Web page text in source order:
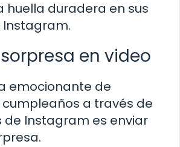
huella duradera en sus
Instagram.
en video
emocionante de
a través de
de Instagram es enviar